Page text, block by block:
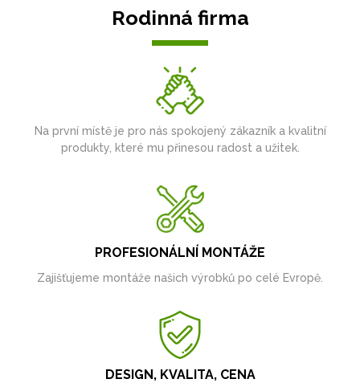
Rodinná firma
Na první místě je pro nás spokojený zákazník a kvalitní
produkty, které mu přinesou radost a užitek.
PROFESIONÁLNÍ MONTÁŽE
Zajišťujeme montáže našich výrobků po celé Evropě.
DESIGN, KVALITA, CENA